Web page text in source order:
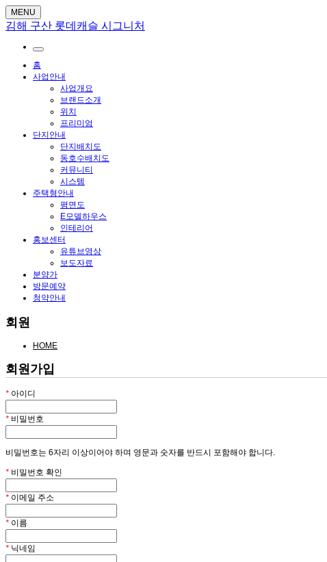
MENU
김해 구산 롯데캐슬 시그니처
홈
사업안내
사업개요
브랜드소개
위치
프리미엄
단지안내
단지배치도
동호수배치도
커뮤니티
시스템
주택형안내
평면도
E모델하우스
인테리어
홍보센터
유튜브영상
보도자료
분양가
방문예약
청약안내
회원
HOME
회원가입
* 아이디
* 비밀번호
비밀번호는 6자리 이상이어야 하며 영문과 숫자를 반드시 포함해야 합니다.
* 비밀번호 확인
* 이메일 주소
* 이름
* 닉네임